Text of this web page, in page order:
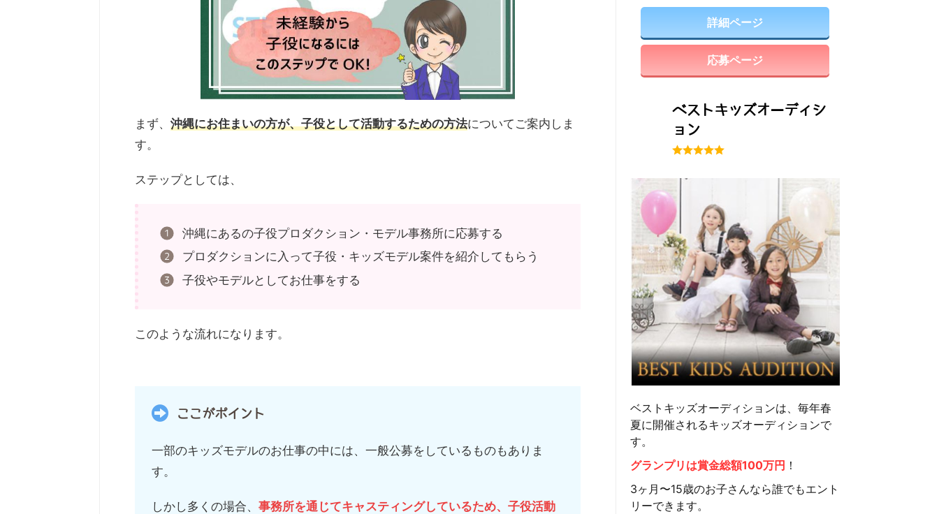
まず、 沖縄にお住まいの方が、子役として活動するための方法についてご案内しま
す。
ステップとしては、
沖縄にあるの子役プロダクション・モデル事務所に応募する
プロダクションに入って子役・キッズモデル案件を紹介してもらう
子役やモデルとしてお仕事をする
このような流れになります。
ここがポイント
一部のキッズモデルのお仕事の中には、一般公募をしているものもありま
す。
しかし多くの場合、 事務所を通じてキャスティングしているため、子役活動
詳細ページ
応募ページ
ベストキッズオーディシ
ョン
ベストキッズオーディションは、毎年春
夏に開催されるキッズオーディションで
す。
グランプリは賞金総額100万円 ！
3ヶ月〜15歳のお子さんなら誰でもエント
リーできます。